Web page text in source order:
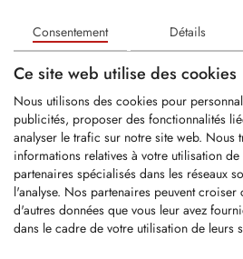
Consentement Détails
Ce site web utilise des cookies
Nous utilisons des cookies pour
publicités, proposer des fonctionnalités
analyser le trafic sur notre site web. Nous
informations relatives à votre utilisation
partenaires spécialisés dans les réseaux
l'analyse. Nos partenaires peuvent croiser
d'autres données que vous leur avez
dans le cadre de votre utilisation de leurs
Pic à tige ronde
Tige de Ø: 11mm
Carbure avec Ø:
Longueur...
KSI151